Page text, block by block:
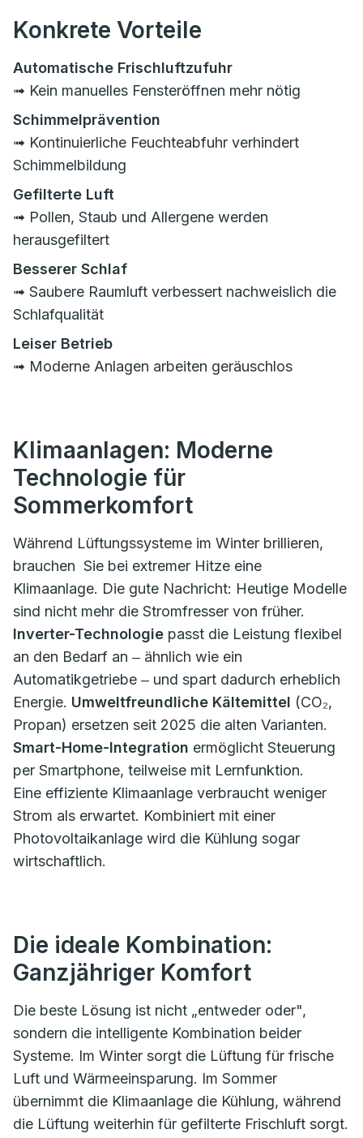
Konkrete Vorteile
Automatische Frischluftzufuhr
➟ Kein manuelles Fensteröffnen mehr nötig
Schimmelprävention
➟ Kontinuierliche Feuchteabfuhr verhindert
Schimmelbildung
Gefilterte Luft
➟ Pollen, Staub und Allergene werden
herausgefiltert
Besserer Schlaf
➟ Saubere Raumluft verbessert nachweislich die
Schlafqualität
Leiser Betrieb
➟ Moderne Anlagen arbeiten geräuschlos
Klimaanlagen: Moderne
Technologie für
Sommerkomfort
Während Lüftungssysteme im Winter brillieren,
brauchen Sie bei extremer Hitze eine
Klimaanlage. Die gute Nachricht: Heutige Modelle
sind nicht mehr die Stromfresser von früher.
Inverter-Technologie passt die Leistung flexibel
an den Bedarf an ‒ ähnlich wie ein
Automatikgetriebe ‒ und spart dadurch erheblich
Energie. Umweltfreundliche Kältemittel (CO₂,
Propan) ersetzen seit 2025 die alten Varianten.
Smart-Home-Integration ermöglicht Steuerung
per Smartphone, teilweise mit Lernfunktion.
Eine effiziente Klimaanlage verbraucht weniger
Strom als erwartet. Kombiniert mit einer
Photovoltaikanlage wird die Kühlung sogar
wirtschaftlich.
Die ideale Kombination:
Ganzjähriger Komfort
Die beste Lösung ist nicht „entweder oder",
sondern die intelligente Kombination beider
Systeme. Im Winter sorgt die Lüftung für frische
Luft und Wärmeeinsparung. Im Sommer
übernimmt die Klimaanlage die Kühlung, während
die Lüftung weiterhin für gefilterte Frischluft sorgt.